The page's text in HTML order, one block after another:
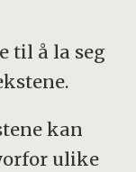
til å la seg
kan
ulike